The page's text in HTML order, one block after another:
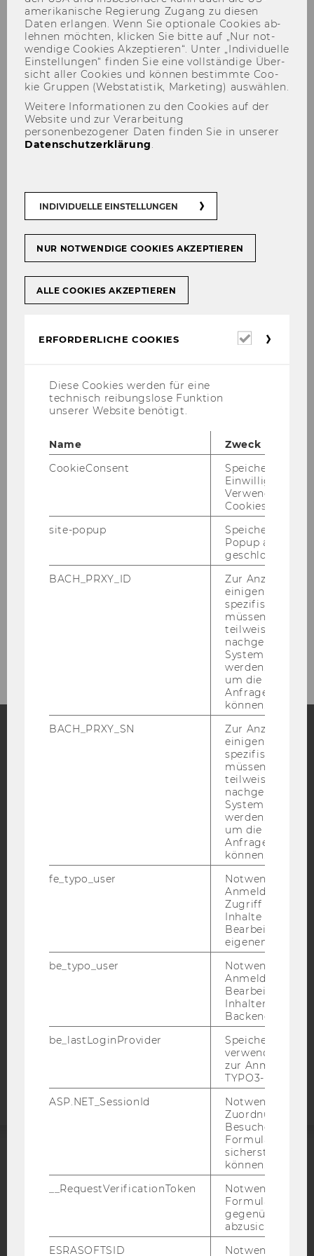
Cooperation Partner
So­cie­ty for In­ter­cul­tu­ral Edu­ca­ti­on, Trai­ning
and Re­se­arch
SIE­TAR Aus­tria
http://www.sie­tar.at/de/
Cultural Competence and Management
Journal EJCCM
Membership
Blog
Bluesky
BARRIEREFREIHEITSERKLÄRUNG WEBSEITE
DATENSCHUTZERKLÄRUNG
DATENSCHUTZERKLÄRUNG SOCIAL MEDIA
DATENSCHUTZERKLÄRUNG
STUDIENBEWERBER*INNEN UND STUDIERENDE
Barrierefreiheitserklärung
EQUIS AACSB
amerikanische Re­gie­rung Zu­gang zu die­sen
Daten er­lan­gen. Wenn Sie op­tio­na­le Coo­kies ab­
leh­nen möch­ten, kli­cken Sie bitte auf „Nur not­
wen­di­ge Coo­kies Ak­zep­tie­ren“. Unter „In­di­vi­du­el­le
Ein­stel­lun­gen“ fin­den Sie eine voll­stän­di­ge Über­
sicht aller Coo­kies und kön­nen be­stimm­te Coo­
kie Grup­pen (Web­sta­tis­tik, Mar­ke­ting) aus­wäh­len.
Weitere Informationen zu den Cookies auf der
Website und zur Verarbeitung
personenbezogener Daten finden Sie in unserer
Datenschutzerklärung
INDIVIDUELLE EINSTELLUNGEN
NUR NOTWENDIGE COOKIES AKZEPTIEREN
ALLE COOKIES AKZEPTIEREN
ERFORDERLICHE COOKIES
Diese Cookies werden für eine
technisch reibungslose Funktion
unserer Website benötigt.
Name
Zweck
CookieConsent
Speichert Ihre
Einwilligung zur
Verwendung von
Cookies.
site-popup
Speichert ob ein
Popup
geschlossen
BACH_PRXY_ID
Zur Anzeige von
einigen WU-
spezifischen
müssen
teilweise von
nachgelagerten
System
werden.
um die Antwort
Anfrage
können.
BACH_PRXY_SN
Zur Anzeige von
einigen WU-
spezifischen
müssen
teilweise von
nachgelagerten
System
werden.
um die Antwort
Anfrage
können.
fe_typo_user
Notwendig für
Anmeldung und
Zugriff auf
Inhalte oder zur
Bearbeitung des
eigenen Profils.
be_typo_user
Notwendig für
Anmeldung und
Bearbeitung von
Inhalten im
Backend.
be_lastLoginProvider
Speichert die
verwendete
zur Anmeldung
TYPO3-Backend.
ASP.NET_SessionId
Notwendig, um
Zuordnung von
Besucher zu
sicherstellen zu
können.
__RequestVerificationToken
Notwendig, um
gegenüber
abzusichern.
ESRASOFTSID
Notwendig zur